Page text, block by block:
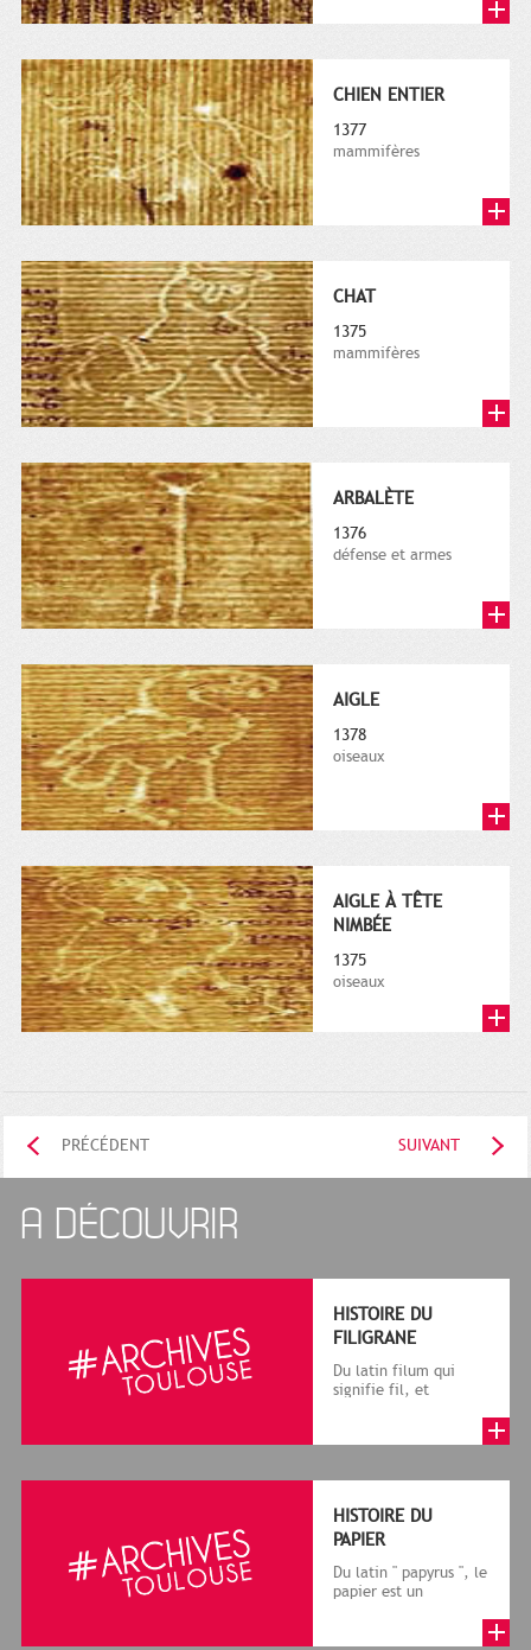
CHIEN ENTIER
1377
mammifères
CHAT
1375
mammifères
ARBALÈTE
1376
défense et armes
AIGLE
1378
oiseaux
AIGLE À TÊTE
NIMBÉE
1375
oiseaux
PRÉCÉDENT SUIVANT
A DÉCOUVRIR
HISTOIRE DU
FILIGRANE
Du latin filum qui
signifie fil, et
le cadre de la f...
HISTOIRE DU
PAPIER
Du latin " papyrus ", le
papier est un